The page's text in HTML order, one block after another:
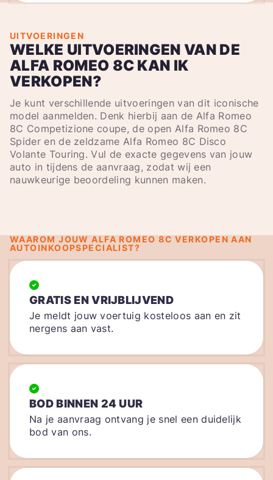
UITVOERINGEN
WELKE UITVOERINGEN VAN DE
ALFA ROMEO 8C KAN IK
VERKOPEN?
Je kunt verschillende uitvoeringen van dit iconische
model aanmelden. Denk hierbij aan de Alfa Romeo
8C Competizione coupe, de open Alfa Romeo 8C
Spider en de zeldzame Alfa Romeo 8C Disco
Volante Touring. Vul de exacte gegevens van jouw
auto in tijdens de aanvraag, zodat wij een
nauwkeurige beoordeling kunnen maken.
WAAROM JOUW ALFA ROMEO 8C VERKOPEN AAN
AUTOINKOOPSPECIALIST?
GRATIS EN VRIJBLIJVEND
Je meldt jouw voertuig kosteloos aan en zit
nergens aan vast.
BOD BINNEN 24 UUR
Na je aanvraag ontvang je snel een duidelijk
bod van ons.